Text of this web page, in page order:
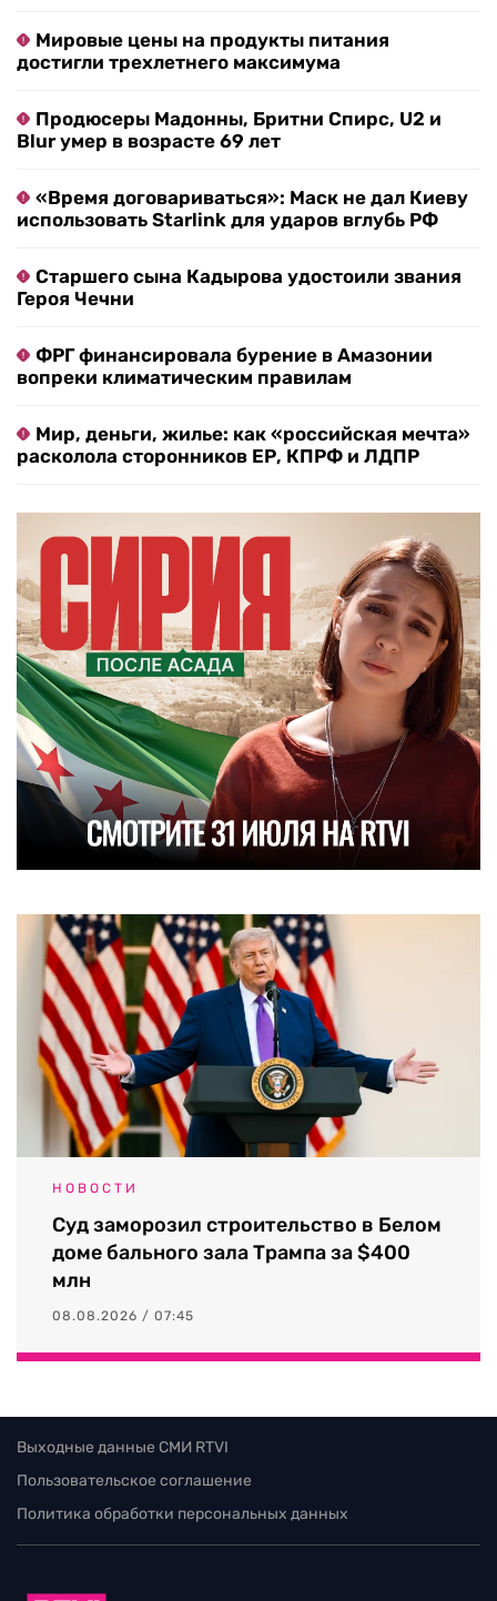
Мировые цены на продукты питания
достигли трехлетнего максимума
Продюсеры Мадонны, Бритни Спирс, U2 и
Blur умер в возрасте 69 лет
«Время договариваться»: Маск не дал Киеву
использовать Starlink для ударов вглубь РФ
Старшего сына Кадырова удостоили звания
Героя Чечни
ФРГ финансировала бурение в Амазонии
вопреки климатическим правилам
Мир, деньги, жилье: как «российская мечта»
расколола сторонников ЕР, КПРФ и ЛДПР
НОВОСТИ
Суд заморозил строительство в Белом
доме бального зала Трампа за $400
млн
08.08.2026 / 07:45
Выходные данные СМИ RTVI
Пользовательское соглашение
Политика обработки персональных данных